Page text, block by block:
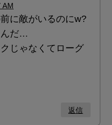
AM
に敵がいるのにw?
んだ…
じゃなくてローグ
返信